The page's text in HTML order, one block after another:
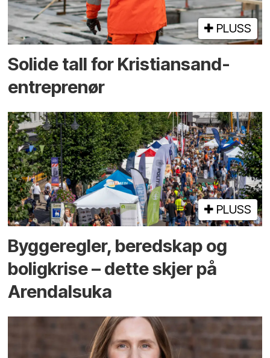
PLUSS
Solide tall for Kristiansand-
entreprenør
PLUSS
Bygge­regler, beredskap og
bolig­krise – dette skjer på
Arendals­uka